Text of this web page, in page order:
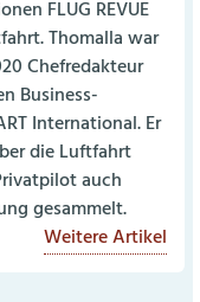
FLUG REVUE
Thomalla war
Chefredakteur
Business-
International. Er
die Luftfahrt
auch
gesammelt.
Weitere Artikel